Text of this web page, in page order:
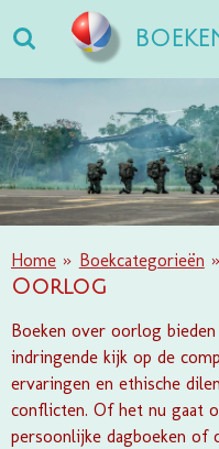
direct
naar
hoofdinhoud
Home » Boekcategorieën »
Oorlog
Boeken over oorlog bieden
indringende kijk op de
ervaringen en ethische
conflicten. Of het nu gaat
persoonlijke dagboeken of